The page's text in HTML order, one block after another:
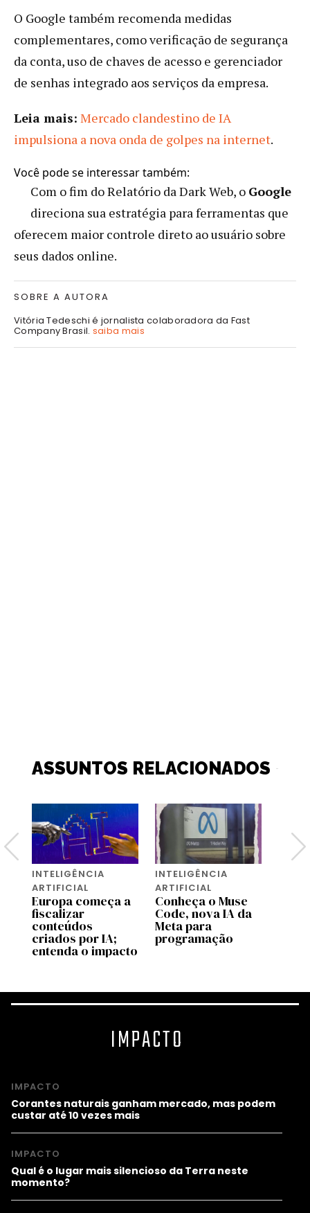
O Google também recomenda medidas
complementares, como verificação de segurança
da conta, uso de chaves de acesso e gerenciador
de senhas integrado aos serviços da empresa.
Leia mais: Mercado clandestino de IA
impulsiona a nova onda de golpes na internet.
Você pode se interessar também:
Com o fim do Relatório da Dark Web, o Google
direciona sua estratégia para ferramentas que
oferecem maior controle direto ao usuário sobre
seus dados online.
SOBRE A AUTORA
Vitória Tedeschi é jornalista colaboradora da Fast
Company Brasil. saiba mais
ASSUNTOS RELACIONADOS
INTELIGÊNCIA
ARTIFICIAL
Europa começa a
fiscalizar
conteúdos
criados por IA;
entenda o impacto
INTELIGÊNCIA
ARTIFICIAL
Conheça o Muse
Code, nova IA da
Meta para
programação
IMPACTO
IMPACTO
Corantes naturais ganham mercado, mas podem
custar até 10 vezes mais
IMPACTO
Qual é o lugar mais silencioso da Terra neste
momento?